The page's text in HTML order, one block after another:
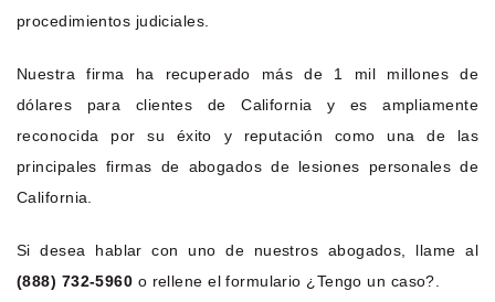
procedimientos judiciales.
Nuestra firma ha recuperado más de 1 mil millones de
dólares para clientes de California y es ampliamente
reconocida por su éxito y reputación como una de las
principales firmas de abogados de lesiones personales de
California.
Si desea hablar con uno de nuestros abogados, llame al
(888) 732-5960 o rellene el formulario ¿Tengo un caso?.